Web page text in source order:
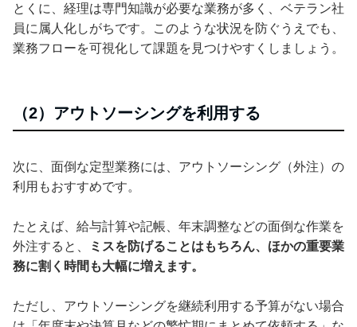
とくに、経理は専門知識が必要な業務が多く、ベテラン社
員に属人化しがちです。このような状況を防ぐうえでも、
業務フローを可視化して課題を見つけやすくしましょう。
（2）アウトソーシングを利用する
次に、面倒な定型業務には、アウトソーシング（外注）の
利用もおすすめです。
たとえば、給与計算や記帳、年末調整などの面倒な作業を
外注すると、
ミスを防げることはもちろん、ほかの重要業
務に割く時間も大幅に増えます。
ただし、アウトソーシングを継続利用する予算がない場合